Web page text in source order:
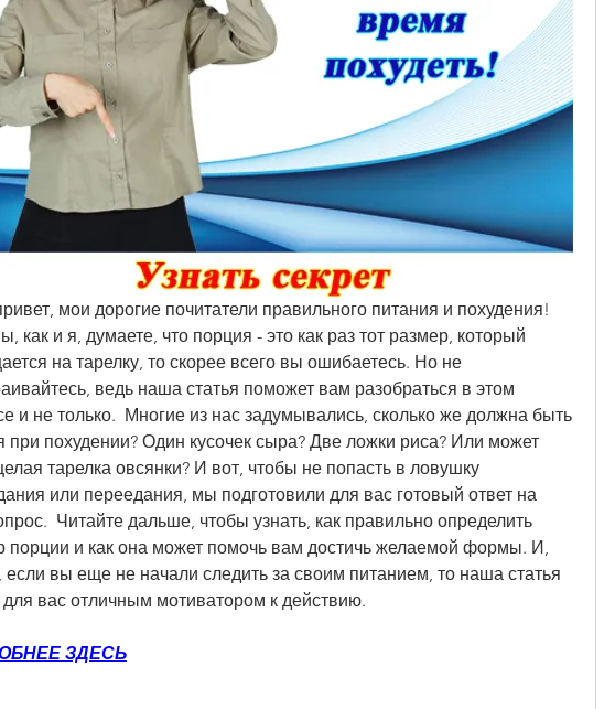
мои дорогие почитатели правильного питания и похудения!
как и я, думаете, что порция - это как раз тот размер, который
на тарелку, то скорее всего вы ошибаетесь. Но не
ведь наша статья поможет вам разобраться в этом
и не только.  Многие из нас задумывались, сколько же должна быть
при похудении? Один кусочек сыра? Две ложки риса? Или может
тарелка овсянки? И вот, чтобы не попасть в ловушку
или переедания, мы подготовили для вас готовый ответ на
Читайте дальше, чтобы узнать, как правильно определить
порции и как она может помочь вам достичь желаемой формы. И,
если вы еще не начали следить за своим питанием, то наша статья
для вас отличным мотиватором к действию.
ЗДЕСЬ